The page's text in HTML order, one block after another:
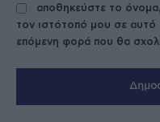
αποθηκεύστε το
τον ιστότοπό μου σε αυτό
επόμενη φορά που θα